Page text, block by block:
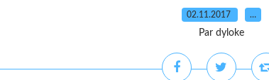
02.11.2017 …
Par dyloke